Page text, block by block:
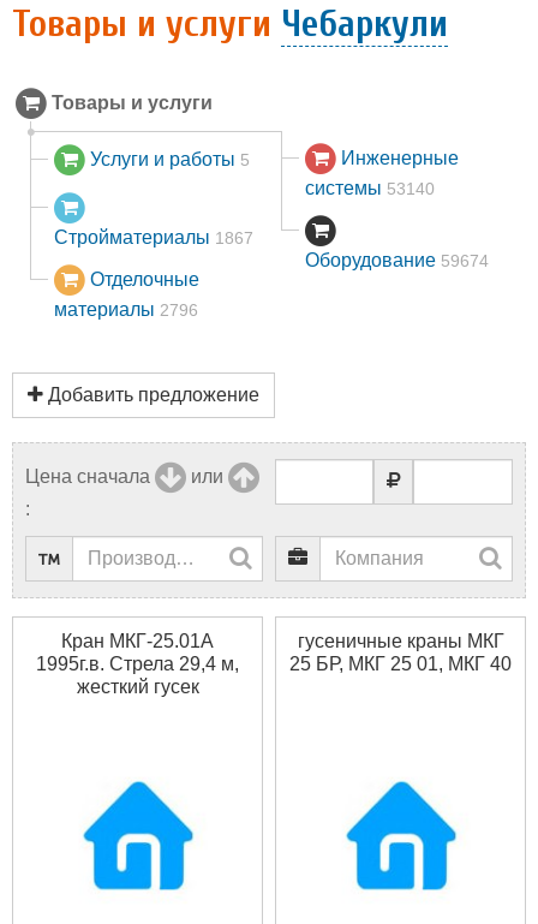
Товары и услуги Чебаркули
Товары и услуги
Услуги и работы 5
Стройматериалы 1867
Отделочные
материалы 2796
Инженерные
системы 53140
Оборудование 59674
Добавить предложение
Цена сначала
или
:
Кран МКГ-25.01А
1995г.в. Стрела 29,4 м,
жесткий гусек
гусеничные краны МКГ
25 БР, МКГ 25 01, МКГ 40